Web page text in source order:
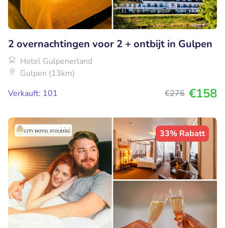
2 overnachtingen voor 2 + ontbijt in Gulpen
Hotel Gulpenerland
Gulpen (13km)
Verkauft: 101
€276 €158
33% Rabatt